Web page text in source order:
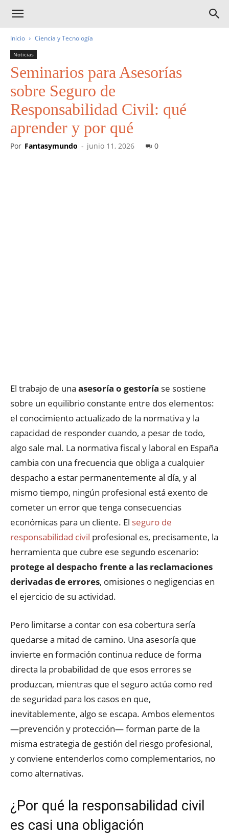
Inicio Ciencia y Tecnología
Noticias
Seminarios para Asesorías
sobre Seguro de
Responsabilidad Civil: qué
aprender y por qué
Por Fantasymundo - junio 11, 2026 0
El trabajo de una asesoría o gestoría se sostiene
sobre un equilibrio constante entre dos elementos:
el conocimiento actualizado de la normativa y la
capacidad de responder cuando, a pesar de todo,
algo sale mal. La normativa fiscal y laboral en España
cambia con una frecuencia que obliga a cualquier
despacho a estar permanentemente al día, y al
mismo tiempo, ningún profesional está exento de
cometer un error que tenga consecuencias
económicas para un cliente. El seguro de
responsabilidad civil profesional es, precisamente, la
herramienta que cubre ese segundo escenario:
protege al despacho frente a las reclamaciones
derivadas de errores, omisiones o negligencias en
el ejercicio de su actividad.
Pero limitarse a contar con esa cobertura sería
quedarse a mitad de camino. Una asesoría que
invierte en formación continua reduce de forma
directa la probabilidad de que esos errores se
produzcan, mientras que el seguro actúa como red
de seguridad para los casos en que,
inevitablemente, algo se escapa. Ambos elementos
—prevención y protección— forman parte de la
misma estrategia de gestión del riesgo profesional,
y conviene entenderlos como complementarios, no
como alternativas.
¿Por qué la responsabilidad civil
es casi una obligación